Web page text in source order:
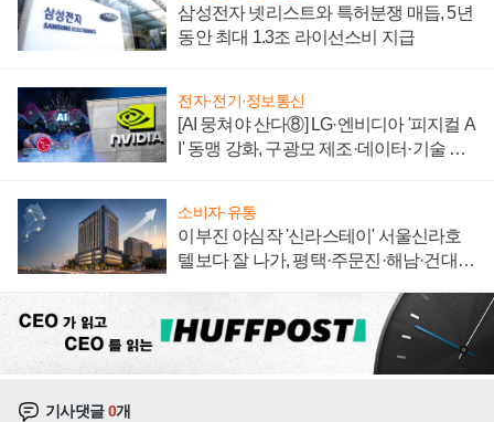
삼성전자 넷리스트와 특허분쟁 매듭, 5년
동안 최대 1.3조 라이선스비 지급
전자·전기·정보통신
[AI 뭉쳐야 산다⑧] LG·엔비디아 '피지컬 A
I' 동맹 강화, 구광모 제조·데이터·기술 결
소비자·유통
이부진 야심작 '신라스테이' 서울신라호
텔보다 잘 나가, 평택·주문진·해남·건대로
기사댓글0개